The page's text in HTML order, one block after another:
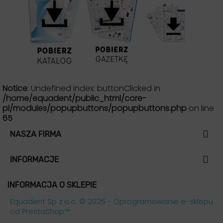
Notice: Undefined index: buttonClicked in
/home/equadent/public_html/core-
pl/modules/popupbuttons/popupbuttons.php on line
65
NASZA FIRMA 
INFORMACJE 
INFORMACJA O SKLEPIE
Equadent Sp z o.o. © 2026 - Oprogramowanie e-sklepu
od PrestaShop™